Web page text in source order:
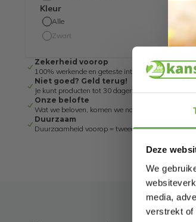
Deze
We
media,
verstrekt of
Kleur
Alle
Zwart
Zekerheid voorop
100% werkende en geteste internetretouren
Niet goed? Geld terug!
Je kunt producten tot 30 dagen retour sturen
Onze belofte
Wat we beloven, komen we na!
Duurzaam
Duurzaamheid voorop = tweedekans